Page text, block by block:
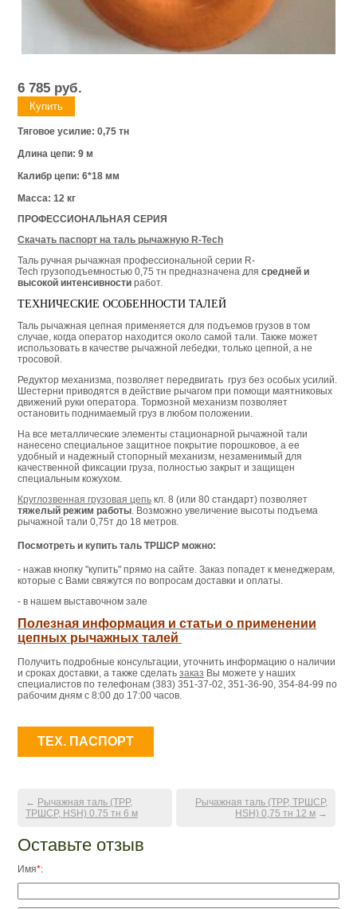
6 785 руб.
Тяговое усилие: 0,75 тн
Длина цепи: 9 м
Калибр цепи: 6*18 мм
Масса: 12 кг
ПРОФЕССИОНАЛЬНАЯ СЕРИЯ
Скачать паспорт на таль рычажную R-Tech
Таль ручная рычажная профессиональной серии R-
Tech грузоподъемностью 0,75 тн предназначена для средней и
высокой интенсивности работ.
ТЕХНИЧЕСКИЕ ОСОБЕННОСТИ ТАЛЕЙ
Таль рычажная цепная применяется для подъемов грузов в том
случае, когда оператор находится около самой тали. Также может
использовать в качестве рычажной лебедки, только цепной, а не
тросовой.
Редуктор механизма, позволяет передвигать груз без особых усилий.
Шестерни приводятся в действие рычагом при помощи маятниковых
движений руки оператора. Тормозной механизм позволяет
остановить поднимаемый груз в любом положении.
На все металлические элементы стационарной рычажной тали
нанесено специальное защитное покрытие порошковое, а ее
удобный и надежный стопорный механизм, незаменимый для
качественной фиксации груза, полностью закрыт и защищен
специальным кожухом.
Круглозвенная грузовая цепь кл. 8 (или 80 стандарт) позволяет
тяжелый режим работы. Возможно увеличение высоты подъема
рычажной тали 0,75т до 18 метров.
Посмотреть и купить таль ТРШСР можно:
- нажав кнопку "купить" прямо на сайте. Заказ попадет к менеджерам,
которые с Вами свяжутся по вопросам доставки и оплаты.
- в нашем выставочном зале
Полезная информация и статьи о применении
цепных рычажных талей
Получить подробные консультации, уточнить информацию о наличии
и сроках доставки, а также сделать заказ Вы можете у наших
специалистов по телефонам (383) 351-37-02, 351-36-90, 354-84-99 по
рабочим дням с 8:00 до 17:00 часов.
ТЕХ. ПАСПОРТ
← Рычажная таль (ТРР,
ТРШСР, HSH) 0.75 тн 6 м
Рычажная таль (ТРР, ТРШСР,
HSH) 0,75 тн 12 м →
Оставьте отзыв
Имя*: